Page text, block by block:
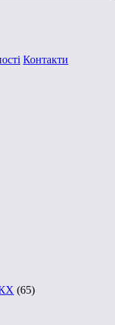
Контакти
(65)